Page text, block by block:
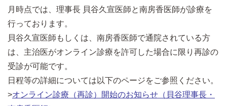
月時点では、理事長 貝谷久宣医師と南房香医師が診療を
行っております。
貝谷久宣医師もしくは、南房香医師で通院されている方
は、主治医がオンライン診療を許可した場合に限り再診の
受診が可能です。
日程等の詳細については以下のページをご参照ください。
>オンライン診療（再診）開始のお知らせ（貝谷理事長・